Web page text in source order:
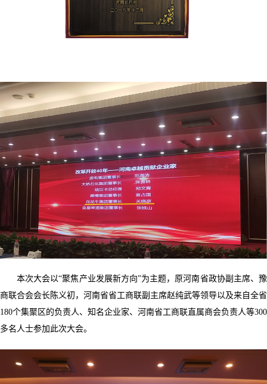
本次大会以“聚焦产业发展新方向”为主题，原河南省政协副主席、豫
商联合会会长陈义初，河南省省工商联副主席赵纯武等领导以及来自全省
180个集聚区的负责人、知名企业家、河南省工商联直属商会负责人等300
多名人士参加此次大会。